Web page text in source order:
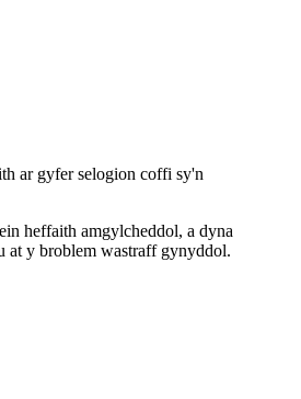
ar gyfer selogion coffi sy'n
heffaith amgylcheddol, a dyna
at y broblem wastraff gynyddol.